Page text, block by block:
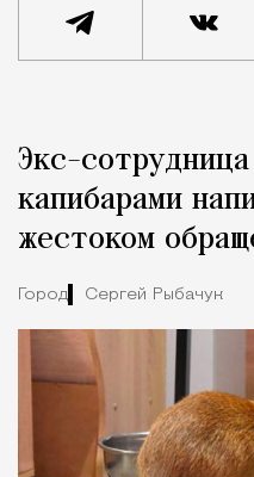
Город
Экс-
капибарами
жестоком
Город Сергей Рыбачук